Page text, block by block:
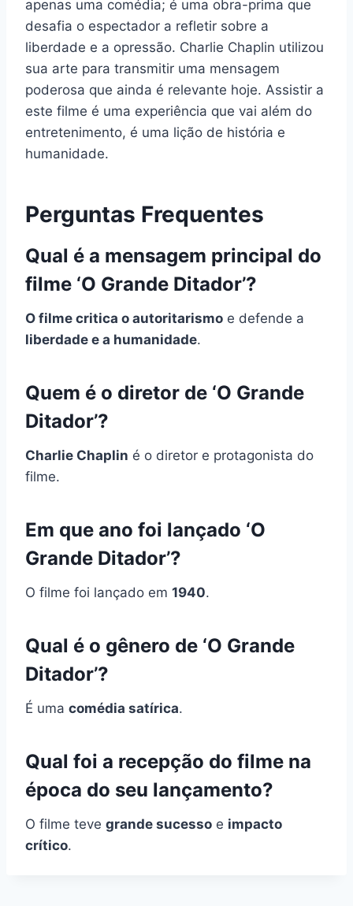
apenas uma comédia; é uma obra-prima que
desafia o espectador a refletir sobre a
liberdade e a opressão. Charlie Chaplin utilizou
sua arte para transmitir uma mensagem
poderosa que ainda é relevante hoje. Assistir a
este filme é uma experiência que vai além do
entretenimento, é uma lição de história e
humanidade.
Perguntas Frequentes
Qual é a mensagem principal do
filme ‘O Grande Ditador’?
O filme critica o autoritarismo e defende a
liberdade e a humanidade.
Quem é o diretor de ‘O Grande
Ditador’?
Charlie Chaplin é o diretor e protagonista do
filme.
Em que ano foi lançado ‘O
Grande Ditador’?
O filme foi lançado em 1940.
Qual é o gênero de ‘O Grande
Ditador’?
É uma comédia satírica.
Qual foi a recepção do filme na
época do seu lançamento?
O filme teve grande sucesso e impacto
crítico.